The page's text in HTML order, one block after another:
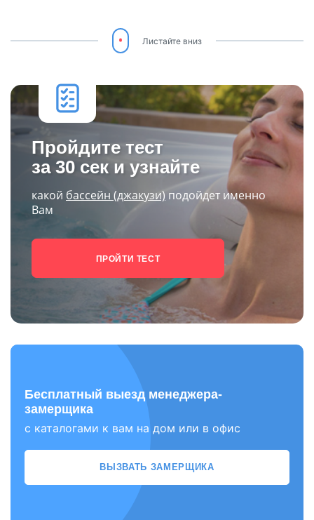
Листайте вниз
Пройдите тест
за 30 сек и узнайте
какой бассейн (джакузи) подойдет именно
Вам
ПРОЙТИ ТЕСТ
Бесплатный выезд менеджера-
замерщика
с каталогами к вам на дом или в офис
ВЫЗВАТЬ ЗАМЕРЩИКА